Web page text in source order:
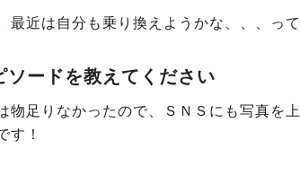
最近は自分も乗り換えようかな、、、っ
ードを教えてください
物足りなかったので、ＳＮＳにも写真を
す！